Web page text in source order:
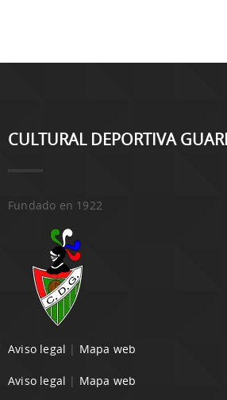
CULTURAL DEPORTIVA
Fundado en 1922
Aviso legal | Mapa web
Aviso legal | Mapa web